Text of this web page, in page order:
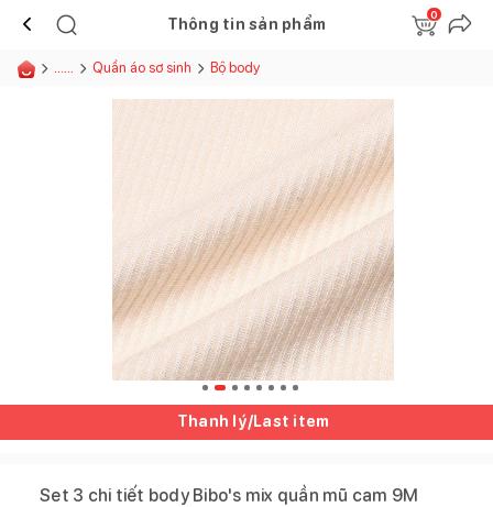
Thông tin sản phẩm
0
...... Quần áo sơ sinh Bộ body
Thanh lý/Last item
Set 3 chi tiết body Bibo's mix quần mũ cam 9M